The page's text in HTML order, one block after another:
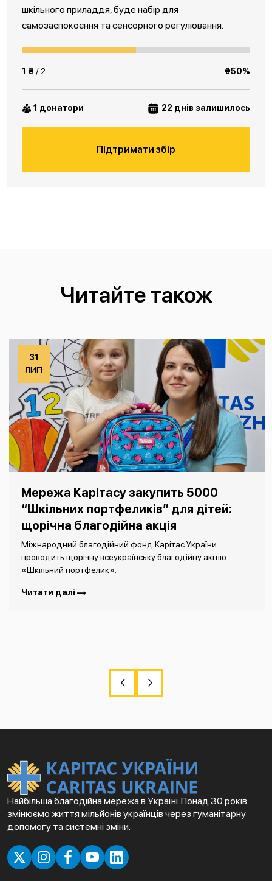
шкільного приладдя, буде набір для
самозаспокоєння та сенсорного регулювання.
1 ₴ / 2 ₴50%
1 донатори 22 днів залишилось
Підтримати збір
Читайте також
31
ЛИП
Мережа Карітасу закупить 5000
“Шкільних портфеликів” для дітей:
щорічна благодійна акція
Міжнародний благодійний фонд Карітас України
проводить щорічну всеукраїнську благодійну акцію
«Шкільний портфелик».
Читати далі
Найбільша благодійна мережа в Україні. Понад 30 років
змінюємо життя мільйонів українців через гуманітарну
допомогу та системні зміни.